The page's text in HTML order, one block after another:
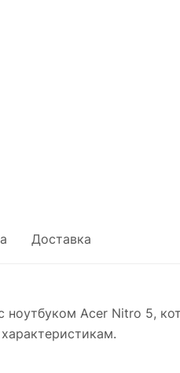
Доставка
Acer Nitro 5,